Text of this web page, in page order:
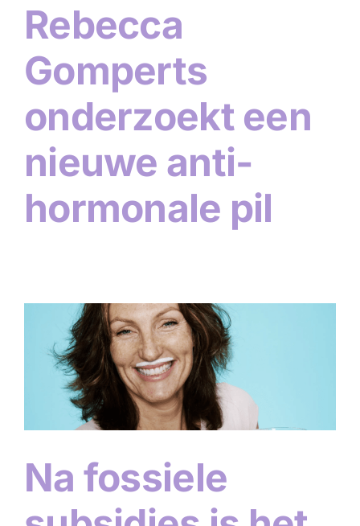
Rebecca
Gomperts
onderzoekt een
nieuwe anti-
hormonale pil
Na fossiele